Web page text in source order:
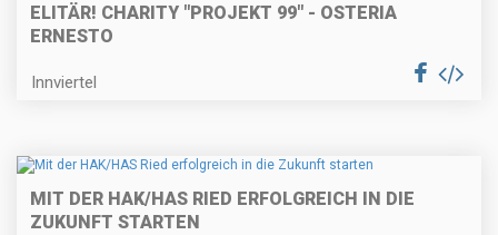
ELITÄR! CHARITY "PROJEKT 99" - OSTERIA
ERNESTO
Innviertel
MIT DER HAK/HAS RIED ERFOLGREICH IN DIE
ZUKUNFT STARTEN